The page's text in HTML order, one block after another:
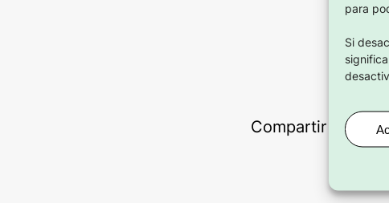
para
Si
Compartir en: